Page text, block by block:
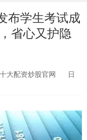
布学生考试成
省心又护隐
大配资炒股官网
日